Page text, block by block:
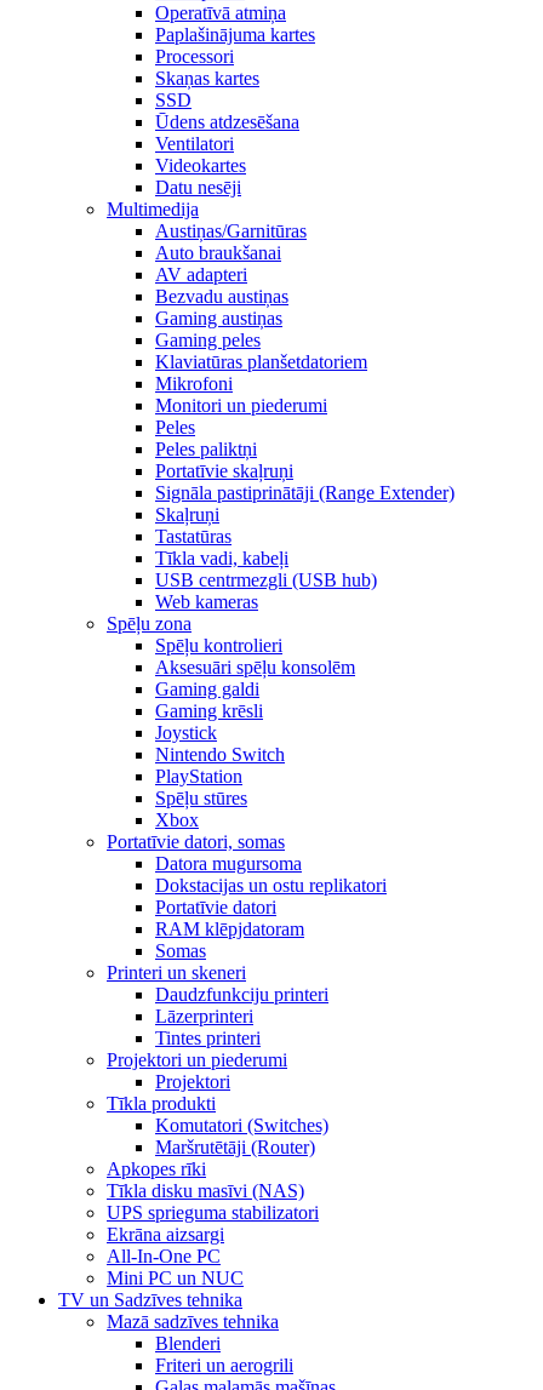
Operatīvā atmiņa
Paplašinājuma kartes
Processori
Skaņas kartes
SSD
Ūdens atdzesēšana
Ventilatori
Videokartes
Datu nesēji
Multimedija
Austiņas/Garnitūras
Auto braukšanai
AV adapteri
Bezvadu austiņas
Gaming austiņas
Gaming peles
Klaviatūras planšetdatoriem
Mikrofoni
Monitori un piederumi
Peles
Peles paliktņi
Portatīvie skaļruņi
Signāla pastiprinātāji (Range Extender)
Skaļruņi
Tastatūras
Tīkla vadi, kabeļi
USB centrmezgli (USB hub)
Web kameras
Spēļu zona
Spēļu kontrolieri
Aksesuāri spēļu konsolēm
Gaming galdi
Gaming krēsli
Joystick
Nintendo Switch
PlayStation
Spēļu stūres
Xbox
Portatīvie datori, somas
Datora mugursoma
Dokstacijas un ostu replikatori
Portatīvie datori
RAM klēpjdatoram
Somas
Printeri un skeneri
Daudzfunkciju printeri
Lāzerprinteri
Tintes printeri
Projektori un piederumi
Projektori
Tīkla produkti
Komutatori (Switches)
Maršrutētāji (Router)
Apkopes rīki
Tīkla disku masīvi (NAS)
UPS sprieguma stabilizatori
Ekrāna aizsargi
All-In-One PC
Mini PC un NUC
TV un Sadzīves tehnika
Mazā sadzīves tehnika
Blenderi
Friteri un aerogrili